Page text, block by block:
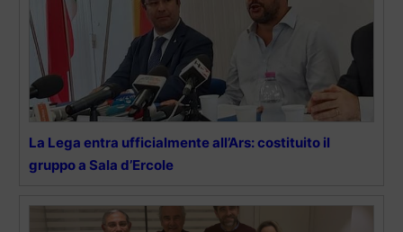
La Lega entra ufficialmente all’Ars: costituito il
gruppo a Sala d’Ercole